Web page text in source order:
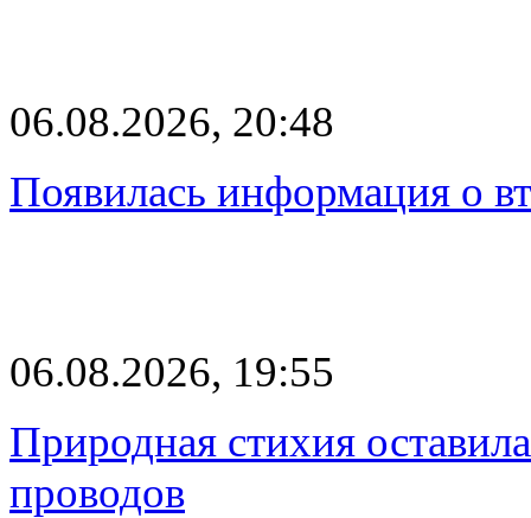
06.08.2026, 20:48
Появилась информация о
06.08.2026, 19:55
Природная стихия
проводов